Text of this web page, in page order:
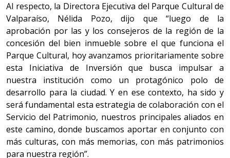
Al respecto, la Directora Ejecutiva del Parque Cultural de
Valparaíso, Nélida Pozo, dijo que “luego de la
aprobación por las y los consejeros de la región de la
concesión del bien inmueble sobre el que funciona el
Parque Cultural, hoy avanzamos prioritariamente sobre
esta Iniciativa de Inversión que busca impulsar a
nuestra institución como un protagónico polo de
desarrollo para la ciudad. Y en ese contexto, ha sido y
será fundamental esta estrategia de colaboración con el
Servicio del Patrimonio, nuestros principales aliados en
este camino, donde buscamos aportar en conjunto con
más culturas, con más memorias, con más patrimonios
para nuestra región”.